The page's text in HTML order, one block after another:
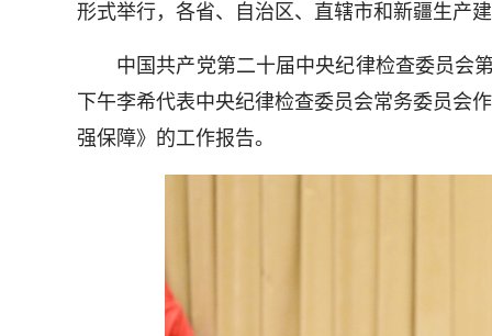
形式举行，各省、自治区、直辖市和新疆生产
中国共产党第二十届中央纪律检查委员会第
下午李希代表中央纪律检查委员会常务委员会
强保障》的工作报告。